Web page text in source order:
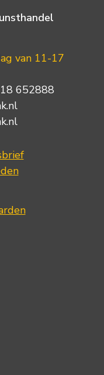
van 11-17
652888